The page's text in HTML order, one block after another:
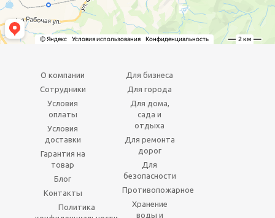
О компании
Сотрудники
Условия
оплаты
Условия
доставки
Гарантия на
товар
Блог
Контакты
Политика
Для бизнеса
Для города
Для дома,
сада и
отдыха
Для ремонта
дорог
Для
безопасности
Противопожарное
Хранение
воды и